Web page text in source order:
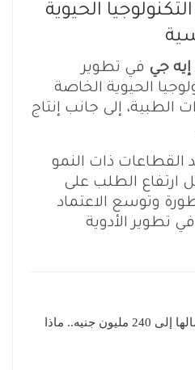
الحيوية
إيه جي في تطوير
الحيوية الخاصة
الطبية، إلى جانب إنتاج
القطاعات ذات النمو
ارتفاع الطلب على
وتوسع الاعتماد
تطوير الأدوية
أكتوبر فارما تضاعف رأسمالها إلى 240 مليون جنيه.. ماذا